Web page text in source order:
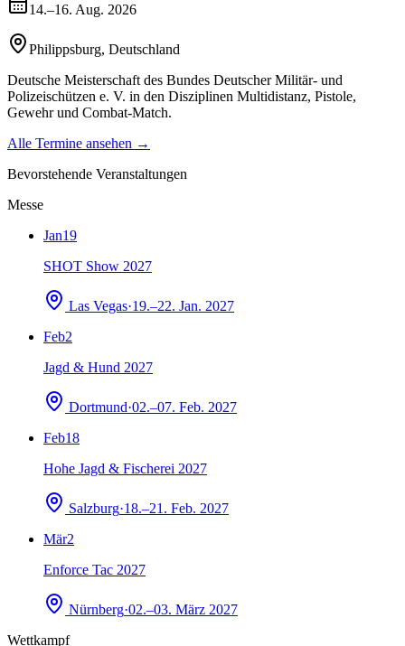
14.–16. Aug. 2026
Philippsburg, Deutschland
Deutsche Meisterschaft des Bundes Deutscher Militär- und
Polizeischützen e. V. in den Disziplinen Multidistanz, Pistole,
Gewehr und Combat-Match.
Alle Termine ansehen →
Bevorstehende Veranstaltungen
Messe
Jan19
SHOT Show 2027
Las Vegas·19.–22. Jan. 2027
Feb2
Jagd & Hund 2027
Dortmund·02.–07. Feb. 2027
Feb18
Hohe Jagd & Fischerei 2027
Salzburg·18.–21. Feb. 2027
Mär2
Enforce Tac 2027
Nürnberg·02.–03. März 2027
Wettkampf